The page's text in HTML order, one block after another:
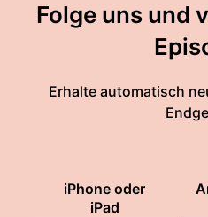
Folge uns und
Erhalte automatisch
iPhone oder
iPad